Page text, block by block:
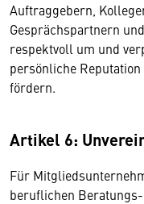
Auftraggebern,
Gesprächspartnern
respektvoll um und
persönliche
fördern.
Artikel 6:
Für
beruflichen